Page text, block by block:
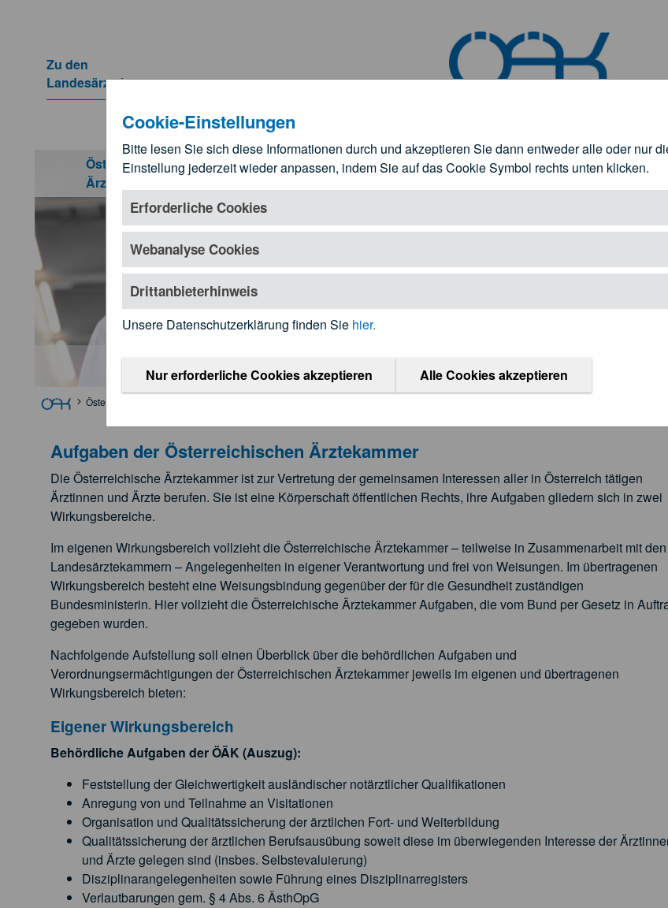
Cookie-Einstellungen
Bitte lesen Sie sich diese Informationen durch und akzeptieren Sie dann entweder alle oder nur
Einstellung jederzeit wieder anpassen, indem Sie auf das Cookie Symbol rechts unten klicken.
Erforderliche Cookies
Webanalyse Cookies
Drittanbieterhinweis
Unsere Datenschutzerklärung finden Sie hier.
Nur erforderliche Cookies akzeptieren Alle Cookies akzeptieren
Zu den
Landesärztekammern
Aufgaben
Österreichische
Ärztekammer
Für Ärztinnen und Ärzte Patienteninformation
Österreichische Ärztekammer
Aufgaben der Österreichischen Ärztekammer
Die Österreichische Ärztekammer ist zur Vertretung der gemeinsamen Interessen aller in Österreich tätigen
Ärztinnen und Ärzte berufen. Sie ist eine Körperschaft öffentlichen Rechts, ihre Aufgaben gliedern sich in zwei
Wirkungsbereiche.
Im eigenen Wirkungsbereich vollzieht die Österreichische Ärztekammer – teilweise in Zusammenarbeit mit den
Landesärztekammern – Angelegenheiten in eigener Verantwortung und frei von Weisungen. Im übertragenen
Wirkungsbereich besteht eine Weisungsbindung gegenüber der für die Gesundheit zuständigen
Bundesministerin. Hier vollzieht die Österreichische Ärztekammer Aufgaben, die vom Bund per Gesetz in
gegeben wurden.
Nachfolgende Aufstellung soll einen Überblick über die behördlichen Aufgaben und
Verordnungsermächtigungen der Österreichischen Ärztekammer jeweils im eigenen und übertragenen
Wirkungsbereich bieten:
Eigener Wirkungsbereich
Behördliche Aufgaben der ÖÄK (Auszug):
Feststellung der Gleichwertigkeit ausländischer notärztlicher Qualifikationen
Anregung von und Teilnahme an Visitationen
Organisation und Qualitätssicherung der ärztlichen Fort- und Weiterbildung
Qualitätssicherung der ärztlichen Berufsausübung soweit diese im überwiegenden Interesse der
und Ärzte gelegen sind (insbes. Selbstevaluierung)
Disziplinarangelegenheiten sowie Führung eines Disziplinarregisters
Verlautbarungen gem. § 4 Abs. 6 ÄsthOpG